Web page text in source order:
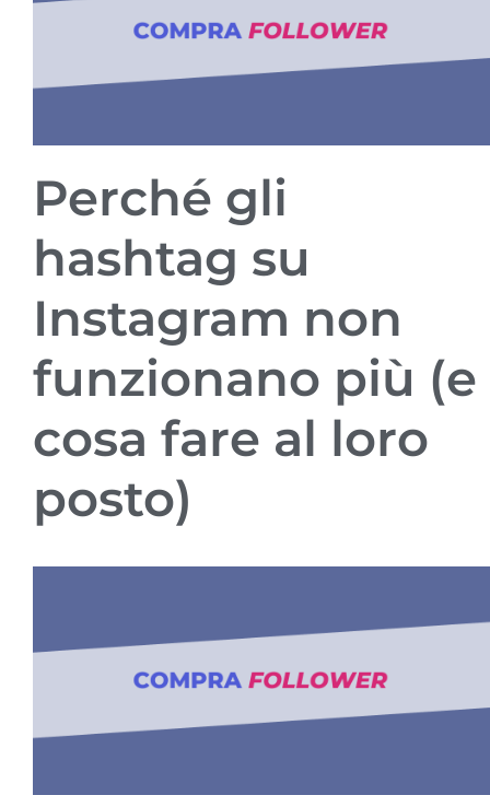
Perché gli
hashtag su
Instagram non
funzionano più (e
cosa fare al loro
posto)